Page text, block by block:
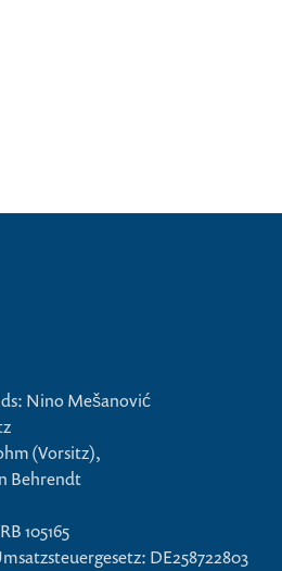
Nino Mešanović
(Vorsitz),
Behrendt
105165
DE258722803